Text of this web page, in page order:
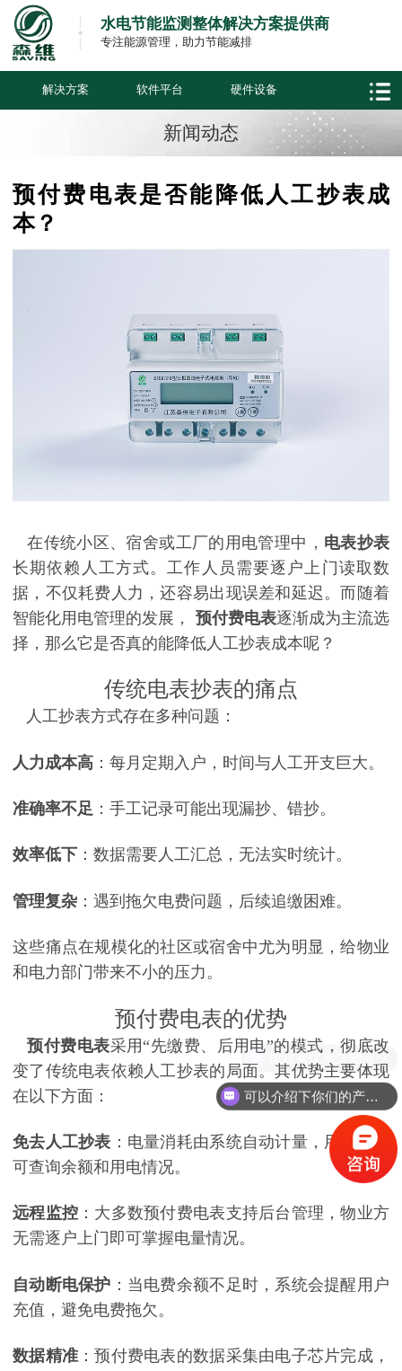
水电节能监测整体解决方案提供商
专注能源管理，助力节能减排
解决方案 软件平台 硬件设备
新闻动态
预付费电表是否能降低人工抄表成
本？
在传统小区、宿舍或工厂的用电管理中， 电表抄表
长期依赖人工方式。工作人员需要逐户上门读取数
据，不仅耗费人力，还容易出现误差和延迟。而随着
智能化用电管理的发展，
预付费电表逐渐成为主流选
择，那么它是否真的能降低人工抄表成本呢？
传统电表抄表的痛点
人工抄表方式存在多种问题：
人力成本高 ：每月定期入户，时间与人工开支巨大。
准确率不足 ：手工记录可能出现漏抄、错抄。
效率低下 ：数据需要人工汇总，无法实时统计。
管理复杂 ：遇到拖欠电费问题，后续追缴困难。
这些痛点在规模化的社区或宿舍中尤为明显，给物业
和电力部门带来不小的压力。
预付费电表的优势
预付费电表采用“先缴费、后用电”的模式，彻底改
变了传统电表依赖人工抄表的局面。其优势主要体现
在以下方面：
免去人工抄表 ：电量消耗由系统自动计量，用户随时
可查询余额和用电情况。
远程监控 ：大多数预付费电表支持后台管理，物业方
无需逐户上门即可掌握电量情况。
自动断电保护 ：当电费余额不足时，系统会提醒用户
充值，避免电费拖欠。
数据精准 ：预付费电表的数据采集由电子芯片完成，
可以介绍下你们的产品么？
现在有优惠活动么？